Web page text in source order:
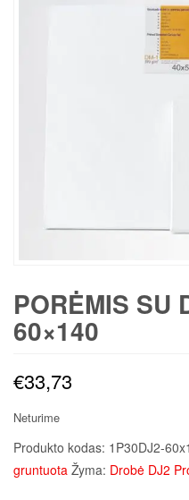
PORĖMIS SU
60×140
€33,73
Neturime
Produkto kodas: 1P30DJ2-
gruntuota Žyma: Drobė DJ2